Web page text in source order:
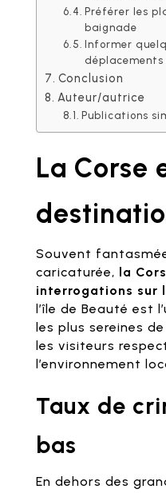
Préférer les
baignade
Informer
Conclusion
Auteur/autrice
Publications
La Corse
Souvent
caricaturée,
la
interrogations sur
l’île de Beauté est
les plus sereines
les visiteurs
l’environnement
Taux de
bas
En dehors des